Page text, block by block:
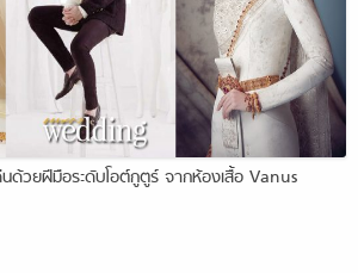
นด้วยฝีมือระดับโอต์กูตูร์ จากห้องเสื้อ Vanus